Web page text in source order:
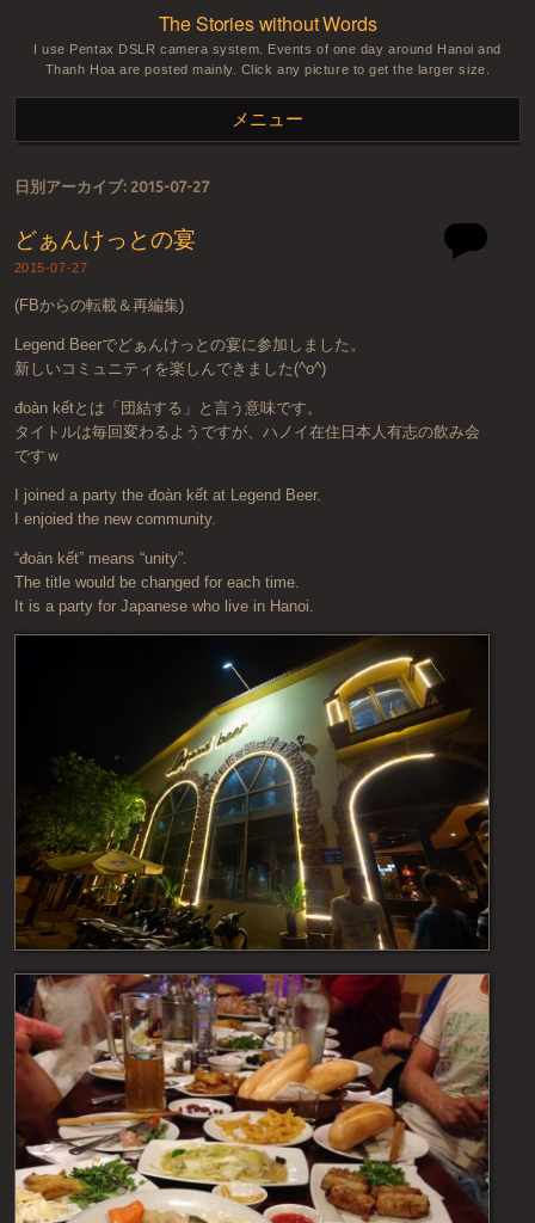
The Stories without Words
I use Pentax DSLR camera system. Events of one day around Hanoi and
Thanh Hoa are posted mainly. Click any picture to get the larger size.
メニュー
コンテンツへスキップ
日別アーカイブ: 2015-07-27
どぁんけっとの宴
2015-07-27
(FBからの転載＆再編集)
Legend Beerでどぁんけっとの宴に参加しました。
新しいコミュニティを楽しんできました(^o^)
đoàn kếtとは「団結する」と言う意味です。
タイトルは毎回変わるようですが、ハノイ在住日本人有志の飲み会
ですｗ
I joined a party the đoàn kết at Legend Beer.
I enjoied the new community.
“đoàn kết” means “unity”.
The title would be changed for each time.
It is a party for Japanese who live in Hanoi.